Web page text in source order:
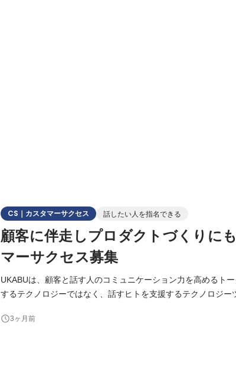
CS｜カスタマーサクセス 話したい人を指名できる
顧客に伴走しプロダクトづくりに
マーサクセス募集
UKABUは、顧客と話す人のコミュニケーション力を高めるト
するテクノロジーではなく、話すヒトを支援するテクノロジ
まった顧客と、UKABUを使ってどのような顧客課題を解決し
3ヶ月前